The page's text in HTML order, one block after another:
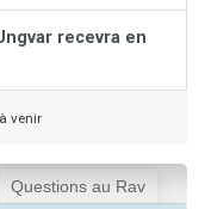
recevra en
venir
Questions au Rav